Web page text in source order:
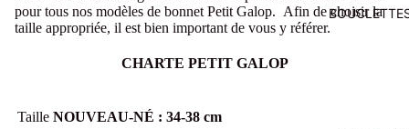
pour tous nos modèles de bonnet Petit Galop. Afin de choisir la
taille appropriée, il est bien important de vous y référer.
CHARTE PETIT GALOP
Taille NOUVEAU-NÉ : 34-38 cm